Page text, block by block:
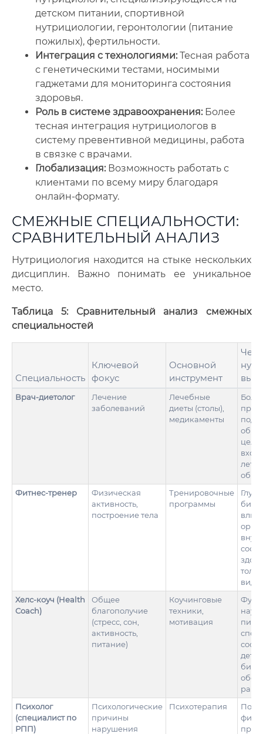
детском питании, спортивной
нутрициологии, геронтологии (питание
пожилых), фертильности.
Интеграция с технологиями:Тесная работа
с генетическими тестами, носимыми
гаджетами для мониторинга состояния
здоровья.
Роль в системе здравоохранения:Более
тесная интеграция нутрициологов в
систему превентивной медицины, работа
в связке с врачами.
Глобализация:Возможность работать с
клиентами по всему миру благодаря
онлайн-формату.
СМЕЖНЫЕ СПЕЦИАЛЬНОСТИ:
СРАВНИТЕЛЬНЫЙ АНАЛИЗ
Нутрициология находится на стыке нескольких
дисциплин. Важно понимать ее уникальное
место.
Таблица 5: Сравнительный анализ смежных
специальностей
Специальность
Ключевой
фокус
Основной
инструмент
Чем
Врач-диетолог
Лечение
заболеваний
Лечебные
диеты (столы),
медикаменты
лет
Фитнес-тренер
Физическая
активность,
построение тела
Тренировочные
программы
Хелс-коуч (Health
Coach)
Общее
благополучие
(стресс, сон,
активность,
питание)
Коучинговые
техники,
мотивация
Психолог
(специалист по
РПП)
Психологические
причины
нарушения
Психотерапия